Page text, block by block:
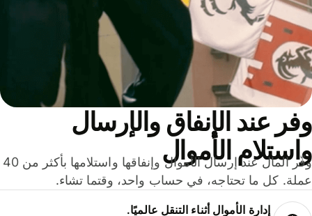
عند الإنفاق والإرسال
الأموال
وفّر المال عند إرسال الأموال وإنفاقها واستلامها بأكثر من 40
كل ما تحتاجه، في حساب واحد، وقتما تشاء.
إدارة الأموال أثناء التنقل عالميًا.